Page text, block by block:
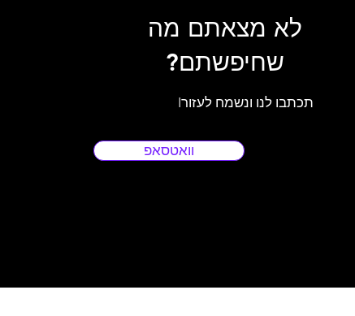
לא מצאתם מה
שחיפשתם?
Iתכתבו לנו ונשמח לעזור
וואטסאפ